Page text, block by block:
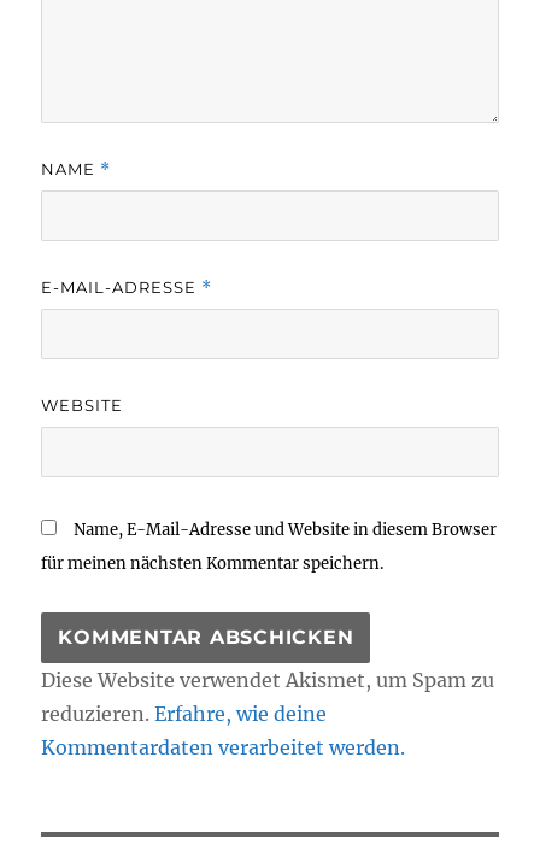
NAME *
E-MAIL-ADRESSE *
WEBSITE
Name, E-Mail-Adresse und Website in diesem Browser
für meinen nächsten Kommentar speichern.
Diese Website verwendet Akismet, um Spam zu
reduzieren.Erfahre, wie deine
Kommentardaten verarbeitet werden.